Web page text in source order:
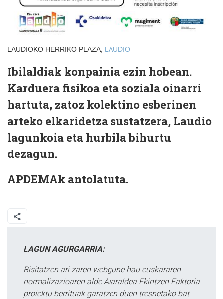
LAUDIOKO HERRIKO PLAZA, LAUDIO
Ibilaldiak konpainia ezin hobean.
Karduera fisikoa eta soziala oinarri
hartuta, zatoz kolektino esberinen
arteko elkaridetza sustatzera, Laudio
lagunkoia eta hurbila bihurtu
dezagun.
APDEMAk antolatuta.
LAGUN AGURGARRIA:
Bisitatzen ari zaren webgune hau euskararen
normalizazioaren alde Aiaraldea Ekintzen Faktoria
proiektu berrituak garatzen duen tresnetako bat